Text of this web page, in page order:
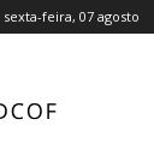
sexta-feira, 07 agosto